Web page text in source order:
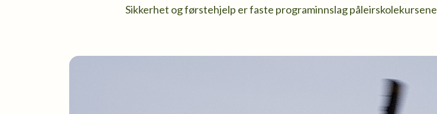
Sikkerhet og førstehjelp er faste programinnslag påleirskolekursene